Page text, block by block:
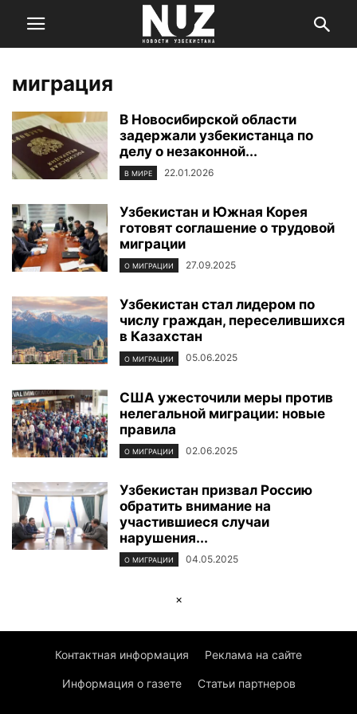
миграция
В Новосибирской области
задержали узбекистанца по
делу о незаконной...
В МИРЕ 22.01.2026
Узбекистан и Южная Корея
готовят соглашение о трудовой
миграции
О МИГРАЦИИ 27.09.2025
Узбекистан стал лидером по
числу граждан, переселившихся
в Казахстан
О МИГРАЦИИ 05.06.2025
США ужесточили меры против
нелегальной миграции: новые
правила
О МИГРАЦИИ 02.06.2025
Узбекистан призвал Россию
обратить внимание на
участившиеся случаи
нарушения...
О МИГРАЦИИ 04.05.2025
×
Контактная информация Реклама на сайте
Информация о газете Статьи партнеров